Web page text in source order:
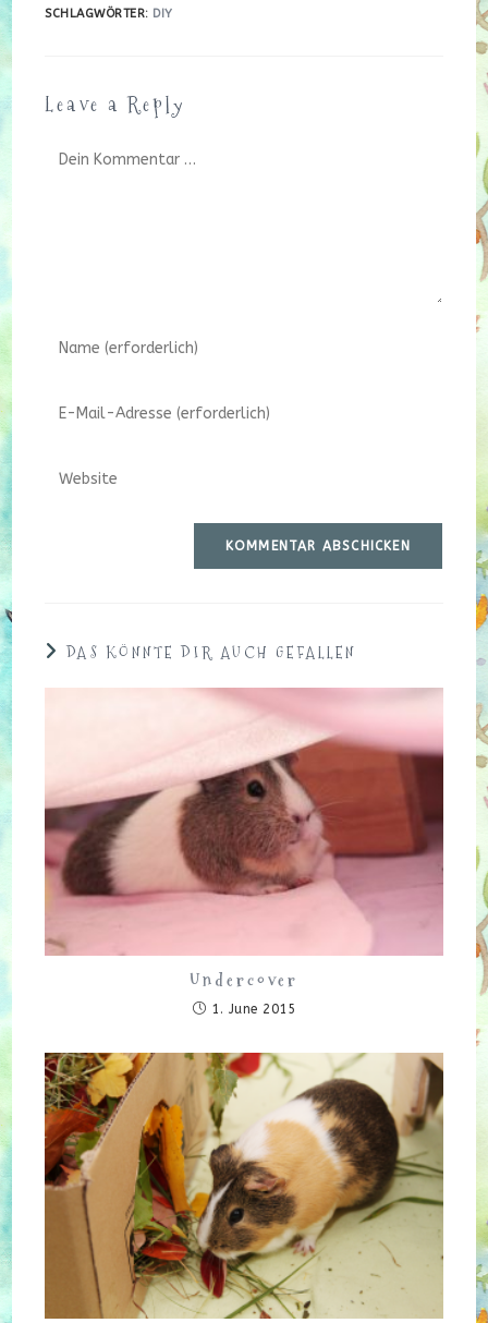
SCHLAGWÖRTER: DIY
Leave a Reply
Kommentar
deinen
oder
Kommentieren
deine
Mail-
deine
DAS KÖNNTE DIR AUCH GEFALLEN
Undercover
1. June 2015